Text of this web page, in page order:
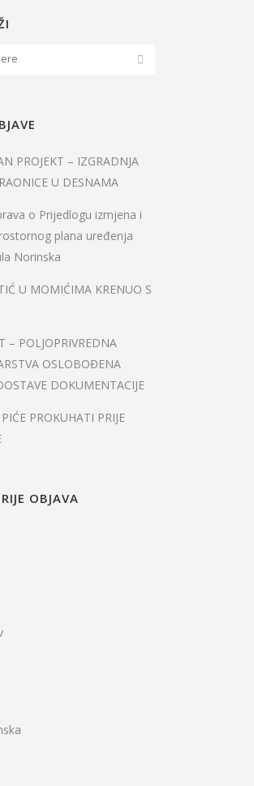
PROJEKT – IZGRADNJA
U DESNAMA
o Prijedlogu izmjena i
plana uređenja
Norinska
U MOMIĆIMA KRENUO S
– POLJOPRIVREDNA
OSLOBOĐENA
DOKUMENTACIJE
PROKUHATI PRIJE
OBJAVA